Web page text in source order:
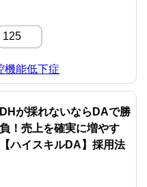
125
機能低下症
DHが採れないならDAで勝
負！売上を確実に増やす
【ハイスキルDA】採用法